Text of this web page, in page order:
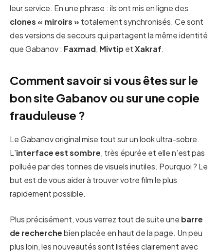
leur service. En une phrase : ils ont mis en ligne des
clones « miroirs » totalement synchronisés. Ce sont
des versions de secours qui partagent la même identité
que Gabanov : Faxmad, MivtipetXakraf.
Comment savoir si vous êtes sur le
bon site Gabanov ou sur une copie
frauduleuse ?
Le Gabanov original mise tout sur un look ultra-sobre.
L’interface est sombre, très épurée et elle n’est pas
polluée par des tonnes de visuels inutiles. Pourquoi ? Le
but est de vous aider à trouver votre film le plus
rapidement possible.
Plus précisément, vous verrez tout de suite une barre
de recherchebien placée en haut de la page. Un peu
plus loin, les nouveautés sont listées clairement avec